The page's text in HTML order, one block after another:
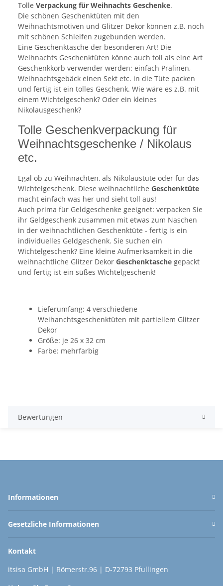
Tolle Verpackung für Weihnachts Geschenke.
Die schönen Geschenktüten mit den
Weihnachtsmotiven und Glitzer Dekor können z.B. noch
mit schönen Schleifen zugebunden werden.
Eine Geschenktasche der besonderen Art! Die
Weihnachts Geschenktüten könne auch toll als eine Art
Geschenkkorb verwender werden: einfach Pralinen,
Weihnachtsgebäck einen Sekt etc. in die Tüte packen
und fertig ist ein tolles Geschenk. Wie wäre es z.B. mit
einem Wichtelgeschenk? Oder ein kleines
Nikolausgeschenk?
Tolle Geschenkverpackung für
Weihnachtsgeschenke / Nikolaus
etc.
Egal ob zu Weihnachten, als Nikolaustüte oder für das
Wichtelgeschenk. Diese weihnachtliche Geschenktüte
macht einfach was her und sieht toll aus!
Auch prima für Geldgeschenke geeignet: verpacken Sie
ihr Geldgeschenk zusammen mit etwas zum Naschen
in der weihnachtlichen Geschenktüte - fertig is ein
individuelles Geldgeschenk. Sie suchen ein
Wichtelgeschenk? Eine kleine Aufmerksamkeit in die
weihnachtliche Glitzer Dekor Geschenktasche gepackt
und fertig ist ein süßes Wichtelgeschenk!
Lieferumfang: 4 verschiedene
Weihanchtsgeschenktüten mit partiellem Glitzer
Dekor
Größe: je 26 x 32 cm
Farbe: mehrfarbig
Bewertungen
Informationen
Gesetzliche Informationen
Kontakt
itsisa GmbH | Römerstr.96 | D-72793 Pfullingen